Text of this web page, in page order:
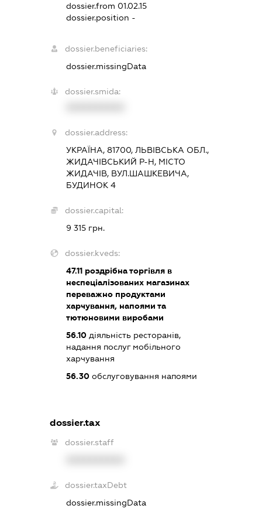
dossier.from 01.02.15
dossier.position -
dossier.beneficiaries:
dossier.missingData
dossier.smida:
dossier.address:
УКРАЇНА, 81700, ЛЬВІВСЬКА ОБЛ.,
ЖИДАЧІВСЬКИЙ Р-Н, МІСТО
ЖИДАЧІВ, ВУЛ.ШАШКЕВИЧА,
БУДИНОК 4
dossier.capital:
9 315 грн.
dossier.kveds:
47.11 роздрібна торгівля в
неспеціалізованих магазинах
переважно продуктами
харчування, напоями та
тютюновими виробами
56.10 діяльність ресторанів,
надання послуг мобільного
харчування
56.30 обслуговування напоями
dossier.tax
dossier.staff
dossier.taxDebt
dossier.missingData